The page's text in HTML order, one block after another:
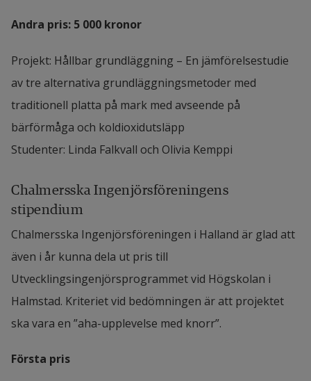
Andra pris: 5 000 kronor
Projekt: Hållbar grundläggning – En jämförelsestudie
av tre alternativa grundläggningsmetoder med
traditionell platta på mark med avseende på
bärförmåga och koldioxidutsläpp
Studenter: Linda Falkvall och Olivia Kemppi
Chalmersska Ingenjörsföreningens
stipendium
Chalmersska Ingenjörsföreningen i Halland är glad att
även i år kunna dela ut pris till
Utvecklingsingenjörsprogrammet vid Högskolan i
Halmstad. Kriteriet vid bedömningen är att projektet
ska vara en ”aha-upplevelse med knorr”.
Första pris